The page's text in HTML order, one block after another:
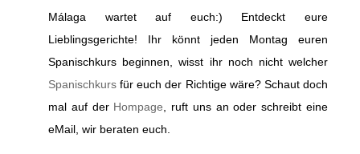
Málaga wartet auf euch:) Entdeckt eure
Lieblingsgerichte! Ihr könnt jeden Montag euren
Spanischkurs beginnen, wisst ihr noch nicht welcher
Spanischkurs für euch der Richtige wäre? Schaut doch
mal auf der Hompage , ruft uns an oder schreibt eine
eMail, wir beraten euch.